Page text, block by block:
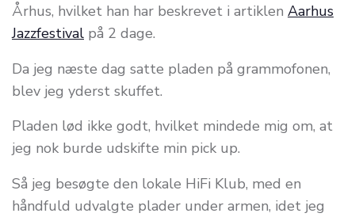
Århus, hvilket han har beskrevet i artiklen Aarhus
Jazzfestival på 2 dage.
Da jeg næste dag satte pladen på grammofonen,
blev jeg yderst skuffet.
Pladen lød ikke godt, hvilket mindede mig om, at
jeg nok burde udskifte min pick up.
Så jeg besøgte den lokale HiFi Klub, med en
håndfuld udvalgte plader under armen, idet jeg